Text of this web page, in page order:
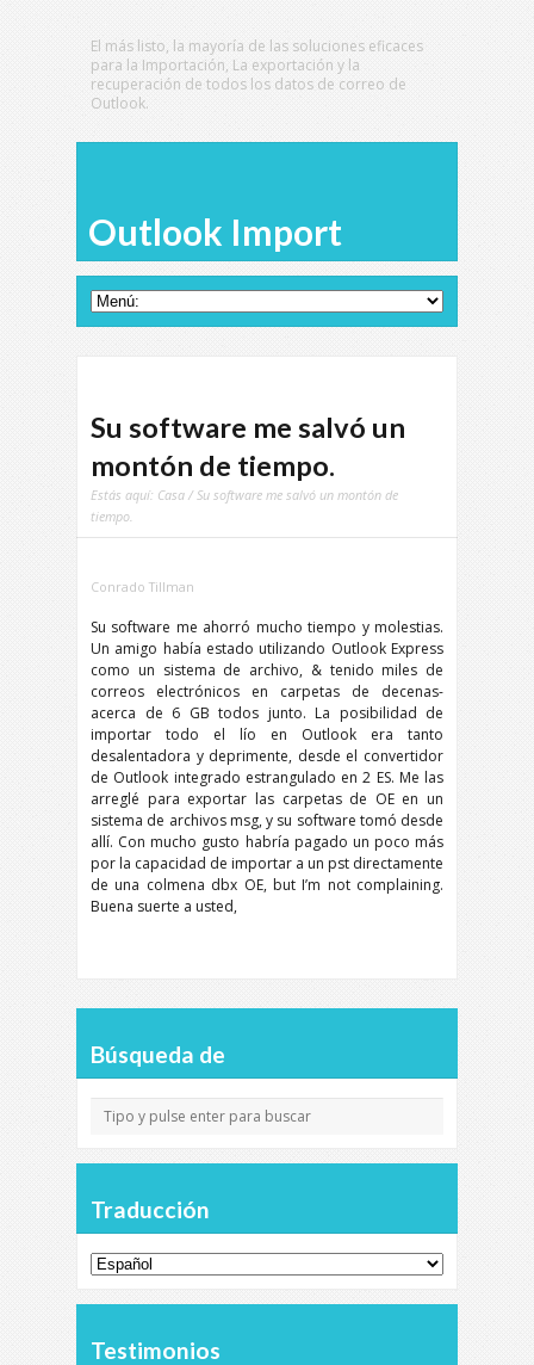
El más listo, la mayoría de las soluciones eficaces
para la Importación, La exportación y la
recuperación de todos los datos de correo de
Outlook.
Outlook Import
Su software me salvó un
montón de tiempo.
Estás aquí: Casa / Su software me salvó un montón de
tiempo.
Conrado Tillman
Su software me ahorró mucho tiempo y molestias.
Un amigo había estado utilizando Outlook Express
como un sistema de archivo, & tenido miles de
correos electrónicos en carpetas de decenas-
acerca de 6 GB todos junto. La posibilidad de
importar todo el lío en Outlook era tanto
desalentadora y deprimente, desde el convertidor
de Outlook integrado estrangulado en 2 ES. Me las
arreglé para exportar las carpetas de OE en un
sistema de archivos msg, y su software tomó desde
allí. Con mucho gusto habría pagado un poco más
por la capacidad de importar a un pst directamente
de una colmena dbx OE, but I’m not complaining.
Buena suerte a usted,
Búsqueda de
Traducción
Testimonios